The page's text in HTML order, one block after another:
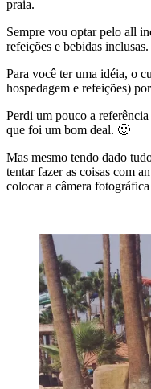
praia.
Sempre vou optar pelo all
refeições e bebidas inclusas.
Para você ter uma idéia, o
hospedagem e refeições)
Perdi um pouco a
que foi um bom deal. 🙂
Mas mesmo tendo dado
tentar fazer as coisas com
colocar a câmera